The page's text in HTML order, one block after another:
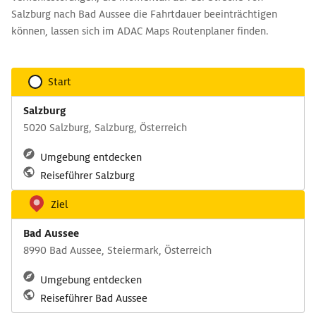
Salzburg nach Bad Aussee die Fahrtdauer beeinträchtigen
können, lassen sich im ADAC Maps Routenplaner finden.
Start
Salzburg
5020 Salzburg, Salzburg, Österreich
Umgebung entdecken
Reiseführer Salzburg
Ziel
Bad Aussee
8990 Bad Aussee, Steiermark, Österreich
Umgebung entdecken
Reiseführer Bad Aussee